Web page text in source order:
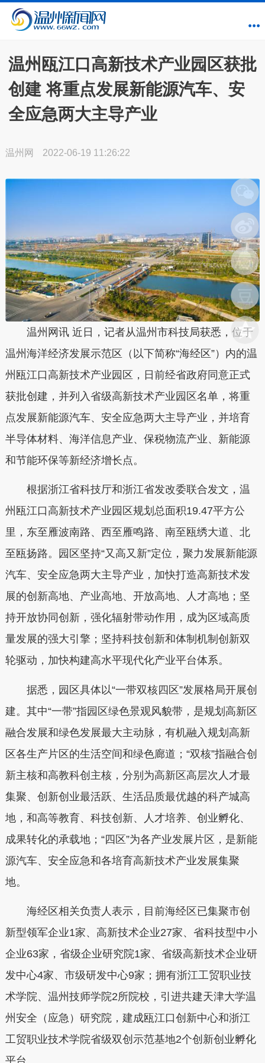
温州瓯江口高新技术产业园区获批
创建 将重点发展新能源汽车、安
全应急两大主导产业
温州网 2022-06-19 11:26:22
温州网讯 近日，记者从温州市科技局获悉，位于
温州海洋经济发展示范区（以下简称“海经区”）内的温
州瓯江口高新技术产业园区，日前经省政府同意正式
获批创建，并列入省级高新技术产业园区名单，将重
点发展新能源汽车、安全应急两大主导产业，并培育
半导体材料、海洋信息产业、保税物流产业、新能源
和节能环保等新经济增长点。
根据浙江省科技厅和浙江省发改委联合发文，温
州瓯江口高新技术产业园区规划总面积19.47平方公
里，东至雁波南路、西至雁鸣路、南至瓯绣大道、北
至瓯扬路。园区坚持“又高又新”定位，聚力发展新能源
汽车、安全应急两大主导产业，加快打造高新技术发
展的创新高地、产业高地、开放高地、人才高地；坚
持开放协同创新，强化辐射带动作用，成为区域高质
量发展的强大引擎；坚持科技创新和体制机制创新双
轮驱动，加快构建高水平现代化产业平台体系。
据悉，园区具体以“一带双核四区”发展格局开展创
建。其中“一带”指园区绿色景观风貌带，是规划高新区
融合发展和绿色发展最大主动脉，有机融入规划高新
区各生产片区的生活空间和绿色廊道；“双核”指融合创
新主核和高教科创主核，分别为高新区高层次人才最
集聚、创新创业最活跃、生活品质最优越的科产城高
地，和高等教育、科技创新、人才培养、创业孵化、
成果转化的承载地；“四区”为各产业发展片区，是新能
源汽车、安全应急和各培育高新技术产业发展集聚
地。
海经区相关负责人表示，目前海经区已集聚市创
新型领军企业1家、高新技术企业27家、省科技型中小
企业63家，省级企业研究院1家、省级高新技术企业研
发中心4家、市级研发中心9家；拥有浙江工贸职业技
术学院、温州技师学院2所院校，引进共建天津大学温
州安全（应急）研究院，建成瓯江口创新中心和浙江
工贸职业技术学院省级双创示范基地2个创新创业孵化